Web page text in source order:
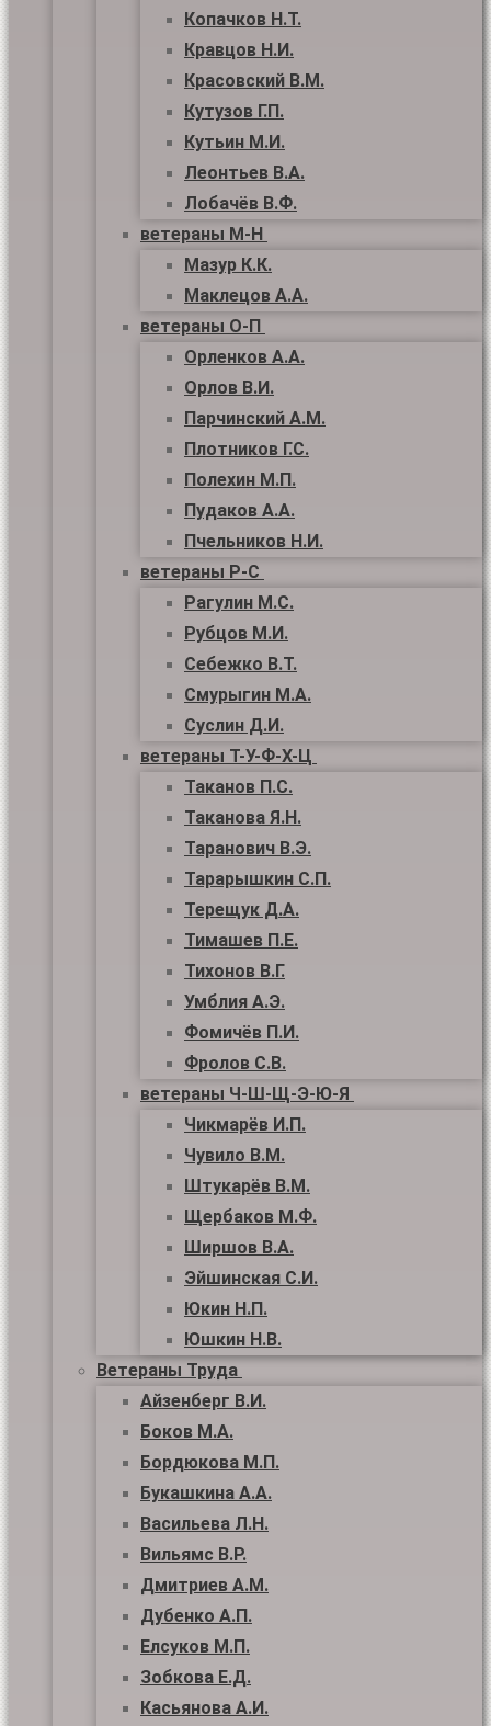
Копачков Н.Т.
Кравцов Н.И.
Красовский В.М.
Кутузов Г.П.
Кутьин М.И.
Леонтьев В.А.
Лобачёв В.Ф.
ветераны М-Н
Мазур К.К.
Маклецов А.А.
ветераны О-П
Орленков А.А.
Орлов В.И.
Парчинский А.М.
Плотников Г.С.
Полехин М.П.
Пудаков А.А.
Пчельников Н.И.
ветераны Р-С
Рагулин М.С.
Рубцов М.И.
Себежко В.Т.
Смурыгин М.А.
Суслин Д.И.
ветераны Т-У-Ф-Х-Ц
Таканов П.С.
Таканова Я.Н.
Таранович В.Э.
Тарарышкин С.П.
Терещук Д.А.
Тимашев П.Е.
Тихонов В.Г.
Умблия А.Э.
Фомичёв П.И.
Фролов С.В.
ветераны Ч-Ш-Щ-Э-Ю-Я
Чикмарёв И.П.
Чувило В.М.
Штукарёв В.М.
Щербаков М.Ф.
Ширшов В.А.
Эйшинская С.И.
Юкин Н.П.
Юшкин Н.В.
Ветераны Труда
Айзенберг В.И.
Боков М.А.
Бордюкова М.П.
Букашкина А.А.
Васильева Л.Н.
Вильямс В.Р.
Дмитриев А.М.
Дубенко А.П.
Елсуков М.П.
Зобкова Е.Д.
Касьянова А.И.